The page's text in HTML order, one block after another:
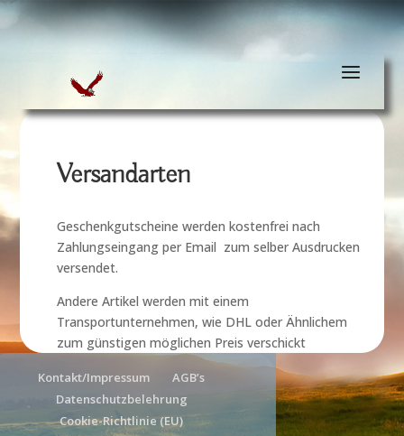
Versandarten
Geschenkgutscheine werden kostenfrei nach
Zahlungseingang per Email zum selber Ausdrucken
versendet.
Andere Artikel werden mit einem
Transportunternehmen, wie DHL oder Ähnlichem
zum günstigen möglichen Preis verschickt
Kontakt/Impressum
AGB’s
Datenschutzbelehrung
Cookie-Richtlinie (EU)